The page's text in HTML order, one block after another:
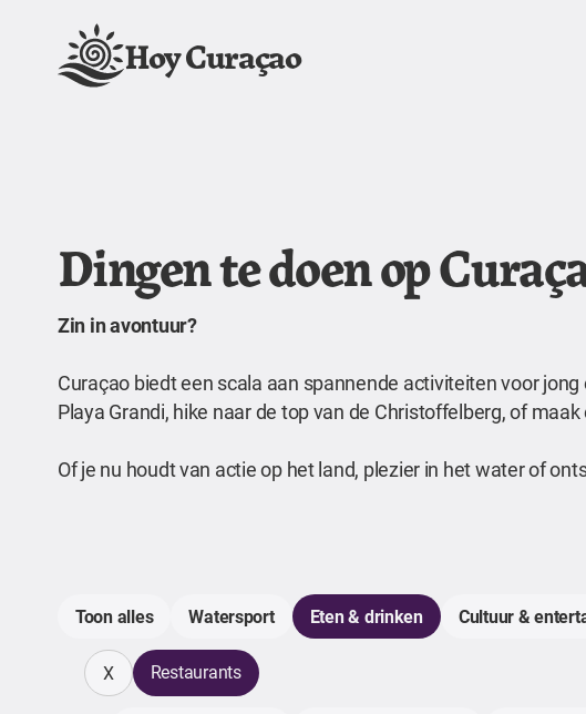
Hoy Curaçao
Dingen te doen op
Zin in avontuur?
Curaçao biedt een scala aan spannende activiteiten voor
Playa Grandi, hike naar de top van de Christoffelberg, of
Of je nu houdt van actie op het land, plezier in het water of
Toon alles Watersport Eten & drinken Cultuur &
X Restaurants